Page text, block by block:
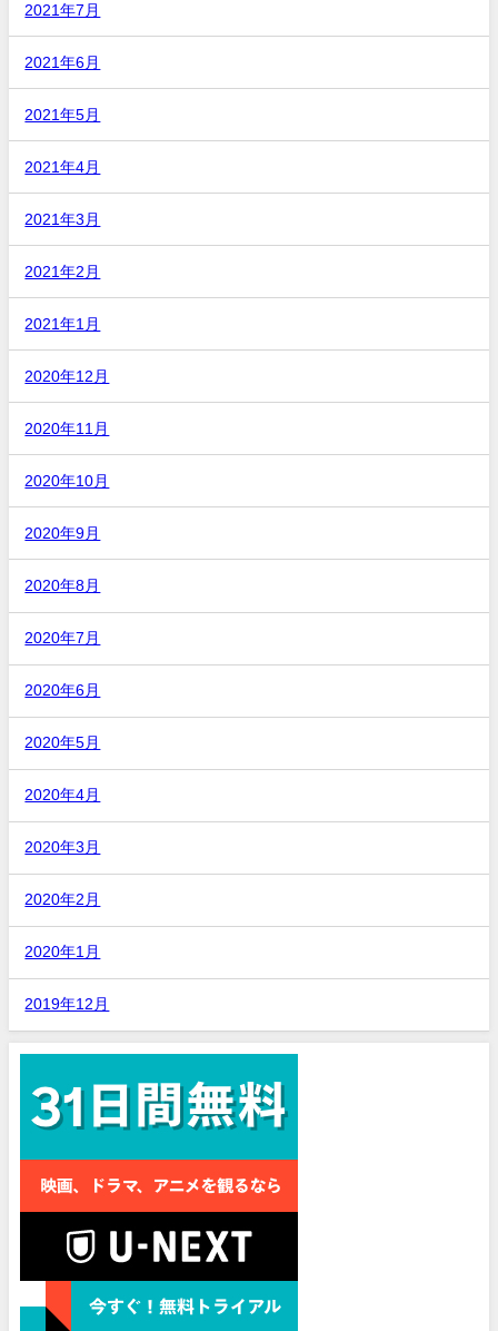
2021年7月
2021年6月
2021年5月
2021年4月
2021年3月
2021年2月
2021年1月
2020年12月
2020年11月
2020年10月
2020年9月
2020年8月
2020年7月
2020年6月
2020年5月
2020年4月
2020年3月
2020年2月
2020年1月
2019年12月